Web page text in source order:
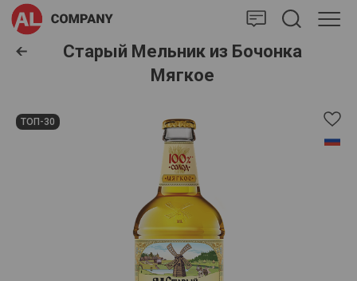
Старый Мельник из Бочонка
Мягкое
ТОП-30